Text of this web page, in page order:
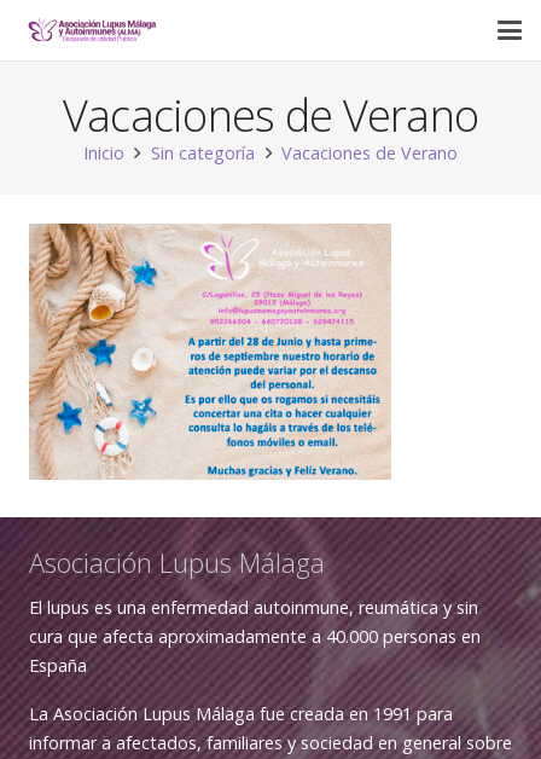
Vacaciones de Verano
Inicio Sin categoría Vacaciones de Verano
Asociación Lupus Málaga
El lupus es una enfermedad autoinmune, reumática y sin
cura que afecta aproximadamente a 40.000 personas en
España
La Asociación Lupus Málaga fue creada en 1991 para
informar a afectados, familiares y sociedad en general sobre